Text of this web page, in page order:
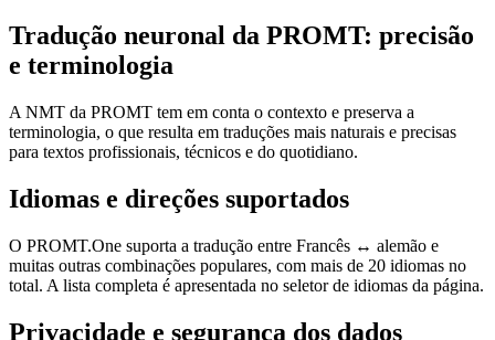
Tradução neuronal da PROMT: precisão
e terminologia
A NMT da PROMT tem em conta o contexto e preserva a
terminologia, o que resulta em traduções mais naturais e precisas
para textos profissionais, técnicos e do quotidiano.
Idiomas e direções suportados
O PROMT.One suporta a tradução entre Francês ↔ alemão e
muitas outras combinações populares, com mais de 20 idiomas no
total. A lista completa é apresentada no seletor de idiomas da página.
Privacidade e segurança dos dados